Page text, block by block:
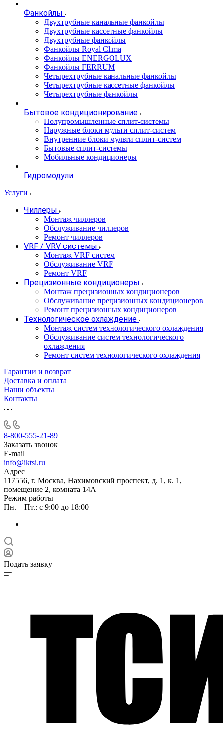
Фанкойлы
Двухтрубные канальные фанкойлы
Двухтрубные кассетные фанкойлы
Двухтрубные фанкойлы
Фанкойлы Royal Clima
Фанкойлы ENERGOLUX
Фанкойлы FERRUM
Четырехтрубные канальные фанкойлы
Четырехтрубные кассетные фанкойлы
Четырехтрубные фанкойлы
Бытовое кондиционирование
Полупромышленные сплит-системы
Наружные блоки мульти сплит-систем
Внутренние блоки мульти сплит-систем
Бытовые сплит-системы
Мобильные кондиционеры
Гидромодули
Услуги
Чиллеры
Монтаж чиллеров
Обслуживание чиллеров
Ремонт чиллеров
VRF / VRV системы
Монтаж VRF систем
Обслуживание VRF
Ремонт VRF
Прецизионные кондиционеры
Монтаж прецизионных кондиционеров
Обслуживание прецизионных кондиционеров
Ремонт прецизионных кондиционеров
Технологическое охлаждение
Монтаж систем технологического охлаждения
Обслуживание систем технологического
охлаждения
Ремонт систем технологического охлаждения
Гарантии и возврат
Доставка и оплата
Наши объекты
Контакты
8-800-555-21-89
Заказать звонок
E-mail
info@iktsi.ru
Адрес
117556, г. Москва, Нахимовский проспект, д. 1, к. 1,
помещение 2, комната 14А
Режим работы
Пн. – Пт.: с 9:00 до 18:00
Подать заявку